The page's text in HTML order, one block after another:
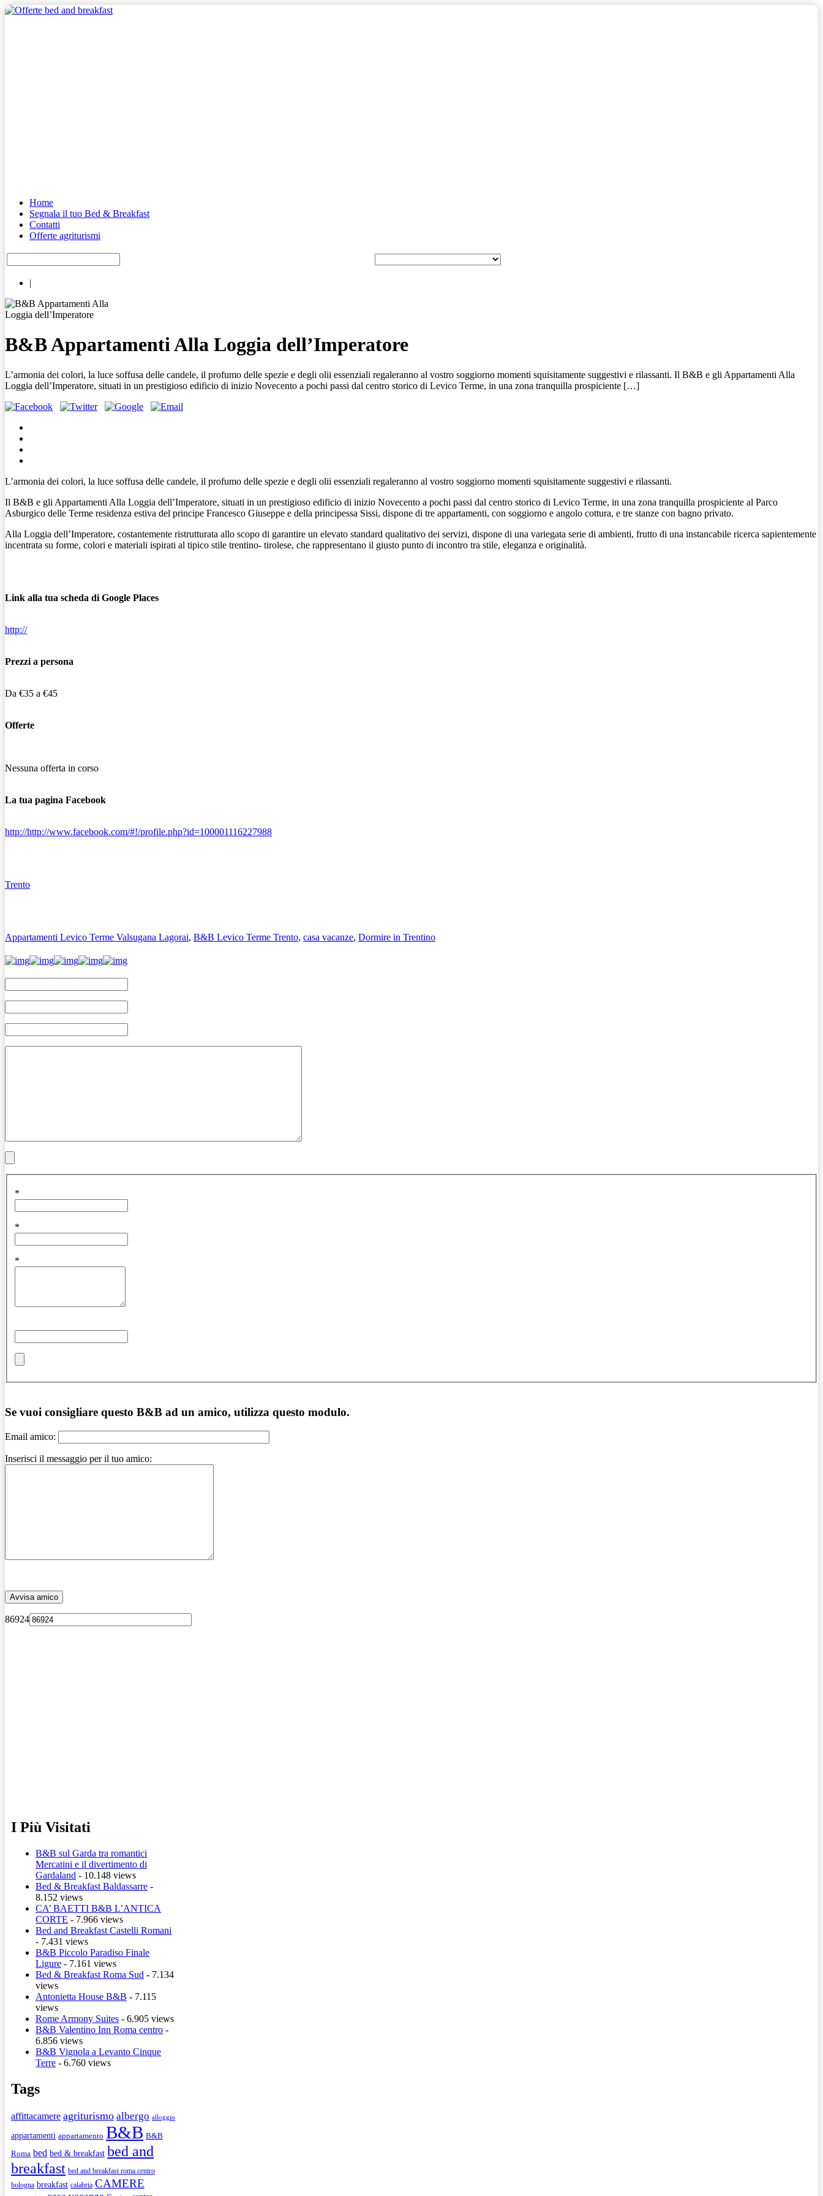
Home
Segnala il tuo Bed & Breakfast
Contatti
Offerte agriturismi
|
B&B Appartamenti Alla Loggia dell’Imperatore
L’armonia dei colori, la luce soffusa delle candele, il profumo delle spezie e degli olii essenziali regaleranno al vostro soggiorno momenti squisitamente suggestivi e rilassanti. Il B&B e gli Appartamenti Alla
Loggia dell’Imperatore, situati in un prestigioso edificio di inizio Novecento a pochi passi dal centro storico di Levico Terme, in una zona tranquilla prospiciente […]
L’armonia dei colori, la luce soffusa delle candele, il profumo delle spezie e degli olii essenziali regaleranno al vostro soggiorno momenti squisitamente suggestivi e rilassanti.
Il B&B e gli Appartamenti Alla Loggia dell’Imperatore, situati in un prestigioso edificio di inizio Novecento a pochi passi dal centro storico di Levico Terme, in una zona tranquilla prospiciente al Parco
Asburgico delle Terme residenza estiva del principe Francesco Giuseppe e della principessa Sissi, dispone di tre appartamenti, con soggiorno e angolo cottura, e tre stanze con bagno privato.
Alla Loggia dell’Imperatore, costantemente ristrutturata allo scopo di garantire un elevato standard qualitativo dei servizi, dispone di una variegata serie di ambienti, frutto di una instancabile ricerca sapientemente
incentrata su forme, colori e materiali ispirati al tipico stile trentino- tirolese, che rappresentano il giusto punto di incontro tra stile, eleganza e originalità.
Link alla tua scheda di Google Places
http://
Prezzi a persona
Da €35 a €45
Offerte
Nessuna offerta in corso
La tua pagina Facebook
http://http://www.facebook.com/#!/profile.php?id=100001116227988
Trento
Appartamenti Levico Terme Valsugana Lagorai, B&B Levico Terme Trento, casa vacanze, Dormire in Trentino
*
*
*
Se vuoi consigliare questo B&B ad un amico, utilizza questo modulo.
Email amico:
Inserisci il messaggio per il tuo amico:
86924
I Più Visitati
B&B sul Garda tra romantici
Mercatini e il divertimento di
Gardaland - 10.148 views
Bed & Breakfast Baldassarre -
8.152 views
CA’ BAETTI B&B L’ANTICA
CORTE - 7.966 views
Bed and Breakfast Castelli Romani
- 7.431 views
B&B Piccolo Paradiso Finale
Ligure - 7.161 views
Bed & Breakfast Roma Sud - 7.134
views
Antonietta House B&B - 7.115
views
Rome Armony Suites - 6.905 views
B&B Valentino Inn Roma centro -
6.856 views
B&B Vignola a Levanto Cinque
Terre - 6.760 views
Tags
affittacamere agriturismo albergo alloggio
appartamenti appartamento B&B B&B
Roma bed bed & breakfast bed and
breakfast bed and breakfast roma centro
bologna breakfast calabria CAMERE